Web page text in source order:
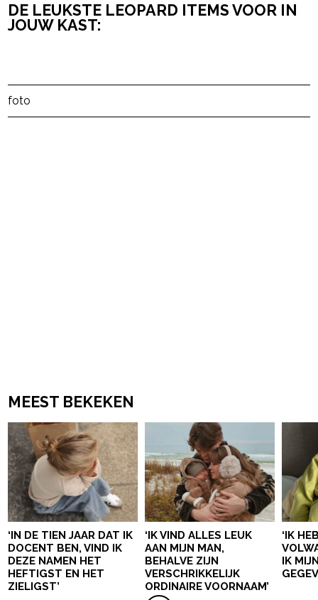
DE LEUKSTE LEOPARD ITEMS VOOR IN
JOUW KAST:
foto
MEEST BEKEKEN
‘IN DE TIEN JAAR DAT IK
DOCENT BEN, VIND IK
DEZE NAMEN HET
HEFTIGST EN HET
ZIELIGST’
‘IK VIND ALLES LEUK
AAN MIJN MAN,
BEHALVE ZIJN
VERSCHRIKKELIJK
ORDINAIRE VOORNAAM’
‘IK
IK